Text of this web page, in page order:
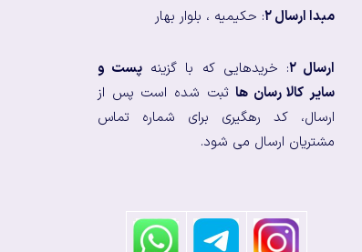
مبدا ارسال ۲ : حکیمیه ، بلوار بهار
ارسال ۲ : خریدهایی که با گزینه پست و
سایر کالا رسان هاثبت شده است پس از
ارسال، کد رهگیری برای شماره تماس
مشتریان ارسال می شود.